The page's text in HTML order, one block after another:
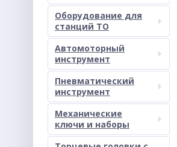
Оборудование для
станций ТО
Автомоторный
инструмент
Пневматический
инструмент
Механические
ключи и наборы